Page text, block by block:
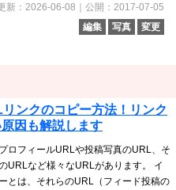
新：2026-06-08｜公開：2017-07-05
編集
写真 変更
ンクのコピー方法！リンク
因も解説します
ロフィールURLや投稿写真のURL、そ
URLなど様々なURLがあります。 イ
とは、それらのURL（フィード投稿の